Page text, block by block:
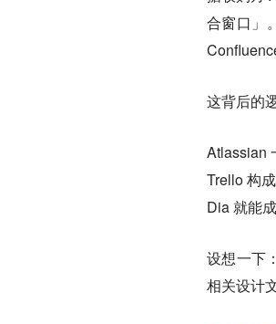
合窗口」
这背后的
Atlassian
Trello 构
Dia 就能
设想一下
相关设计